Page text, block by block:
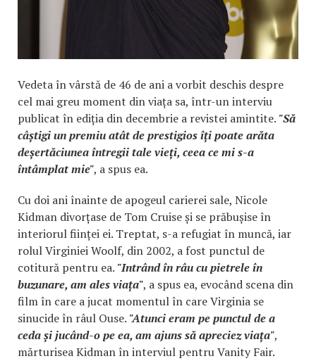
Vedeta în vârstă de 46 de ani a vorbit deschis despre
cel mai greu moment din viața sa, într-un interviu
publicat în ediția din decembrie a revistei amintite. "Să
câștigi un premiu atât de prestigios îți poate arăta
deșertăciunea întregii tale vieți, ceea ce mi s-a
întâmplat mie", a spus ea.
Cu doi ani înainte de apogeul carierei sale, Nicole
Kidman divorțase de Tom Cruise și se prăbușise în
interiorul ființei ei. Treptat, s-a refugiat în muncă, iar
rolul Virginiei Woolf, din 2002, a fost punctul de
cotitură pentru ea. "Intrând în râu cu pietrele în
buzunare, am ales viața", a spus ea, evocând scena din
film în care a jucat momentul în care Virginia se
sinucide în râul Ouse. "Atunci eram pe punctul de a
ceda și jucând-o pe ea, am ajuns să apreciez viața",
mărturisea Kidman în interviul pentru Vanity Fair.